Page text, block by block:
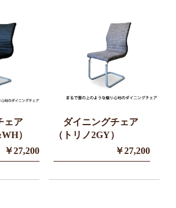
ェア
）
￥27,200
ダイニングチェア
（トリノ2GY）
￥27,200